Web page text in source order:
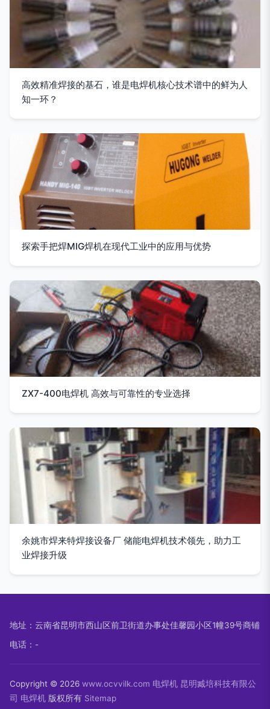
高效精准焊接的基石，谁是电焊机核心技术谱中的鲜为人
知一环？
探索手把焊MIG焊机在现代工业中的应用与优势
ZX7-400电焊机 高效与可靠性的专业选择
余姚市焊来特焊接设备厂 储能电焊机技术领先，助力工
业焊接升级
地址：云南省昆明市西山区前卫街道办事处佳馨园小区1幢39号商铺
电话：-
Copyright © 2026 www.ocvvilk.com 电焊机 昆明臧培科技有限公
司 电焊机 版权所有 Sitemap